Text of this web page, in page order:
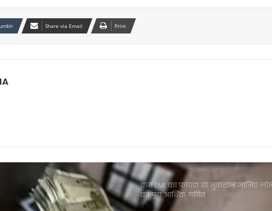
Share via Email Print
मिलेगा रिटर्न जानकर रह जाएंगे
का पूरा आर्थिक गणित
केंद्रीय कर्मचारियों के लिए बड़ी खुशखबरी DA
और DR में 2 प्रतिशत बढ़ोतरी